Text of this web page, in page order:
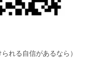
れる自信があるなら）